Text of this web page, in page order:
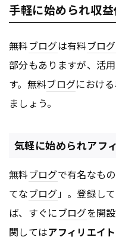
手軽に始められ収益
無料ブログは有料ブログ
部分もありますが、活
す。無料ブログにおけ
ましょう。
気軽に始められアフ
無料ブログで有名なも
てなブログ」。登録して
ば、すぐにブログを開
関してはアフィリエイ